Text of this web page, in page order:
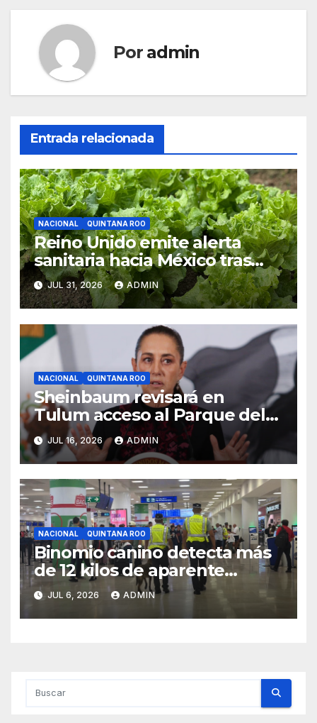
Por admin
Entrada relacionada
NACIONAL QUINTANA ROO
Reino Unido emite alerta
sanitaria hacia México tras
aumento de cuadros de
diarrea explosiva en turistas
JUL 31, 2026 ADMIN
NACIONAL QUINTANA ROO
Sheinbaum revisará en
Tulum acceso al Parque del
Jaguar, sargazo y Tren Maya
de carga
JUL 16, 2026 ADMIN
NACIONAL QUINTANA ROO
Binomio canino detecta más
de 12 kilos de aparente
cocaína en el Aeropuerto de
Cancún
JUL 6, 2026 ADMIN